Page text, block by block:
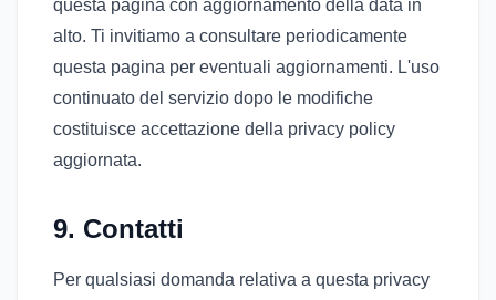
questa pagina con aggiornamento della data in
alto. Ti invitiamo a consultare periodicamente
questa pagina per eventuali aggiornamenti. L'uso
continuato del servizio dopo le modifiche
costituisce accettazione della privacy policy
aggiornata.
9. Contatti
Per qualsiasi domanda relativa a questa privacy